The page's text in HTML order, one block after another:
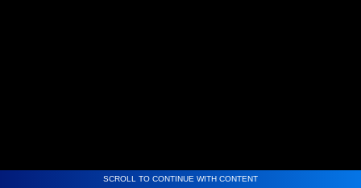
SCROLL TO CONTINUE WITH CONTENT